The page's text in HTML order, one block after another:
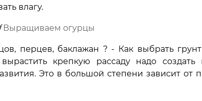
влагу.
огурцы
перцев, баклажан ? - Как выбрать
крепкую рассаду надо
Это в большой степени зависит от